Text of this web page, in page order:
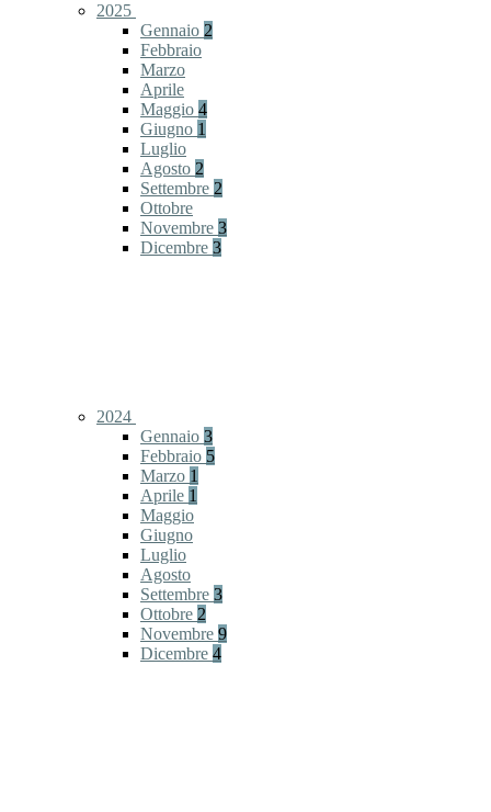
2025
Gennaio 2
Febbraio
Marzo
Aprile
Maggio 4
Giugno 1
Luglio
Agosto 2
Settembre 2
Ottobre
Novembre 3
Dicembre 3
2024
Gennaio 3
Febbraio 5
Marzo 1
Aprile 1
Maggio
Giugno
Luglio
Agosto
Settembre 3
Ottobre 2
Novembre 9
Dicembre 4